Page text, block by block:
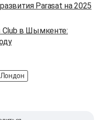
Parasat на 2025
Club в Шымкенте:
Лондон